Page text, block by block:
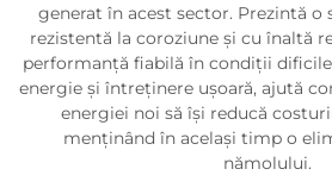
generat în acest sector. Prezintă
rezistentă la coroziune și cu înaltă
performanță fiabilă în condiții
energie și întreținere ușoară, ajută
energiei noi să își reducă
menținând în același timp o
nămolului.